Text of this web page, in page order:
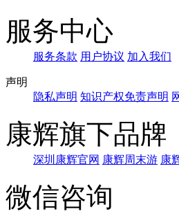
服务中心
服务条款 用户协议 加入我们
声明
隐私声明 知识产权免责声明
康辉旗下品牌
深圳康辉官网 康辉周末游 康
微信咨询